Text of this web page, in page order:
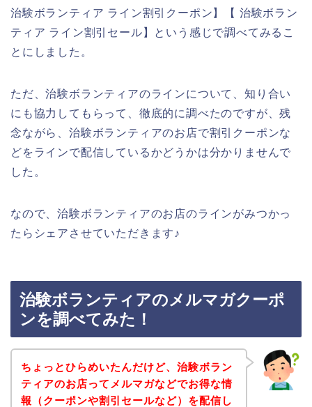
治験ボランティア ライン割引クーポン】【 治験ボラン
ティア ライン割引セール】という感じで調べてみるこ
とにしました。
ただ、治験ボランティアのラインについて、知り合い
にも協力してもらって、徹底的に調べたのですが、残
念ながら、治験ボランティアのお店で割引クーポンな
どをラインで配信しているかどうかは分かりませんで
した。
なので、治験ボランティアのお店のラインがみつかっ
たらシェアさせていただきます♪
治験ボランティアのメルマガクーポ
ンを調べてみた！
ちょっとひらめいたんだけど、治験ボラン
ティアのお店ってメルマガなどでお得な情
報（クーポンや割引セールなど）を配信し